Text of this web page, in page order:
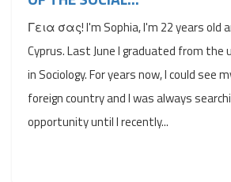
Γεια σας! I'm Sophia, I'm 22 years old
Cyprus. Last June I graduated from the
in Sociology. For years now, I could see
foreign country and I was always
opportunity until I recently...